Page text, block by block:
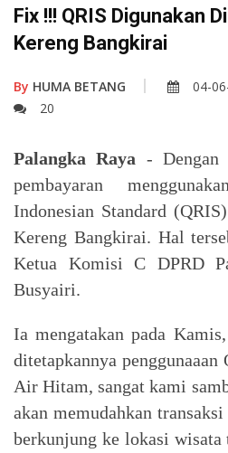
Fix !!! QRIS Digunakan
Kereng Bangkirai
By HUMA BETANG 04-
20
Palangka Raya - Dengan
pembayaran
Indonesian Standard
Kereng Bangkirai. Hal
Ketua Komisi C DPRD
Busyairi.
Ia mengatakan pada
ditetapkannya
Air Hitam, sangat kami
akan memudahkan
berkunjung ke lokasi wisata